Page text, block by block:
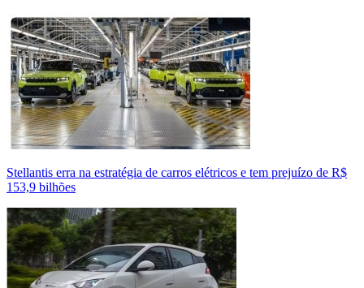
Stellantis erra na estratégia de carros elétricos e tem prejuízo de R$
153,9 bilhões